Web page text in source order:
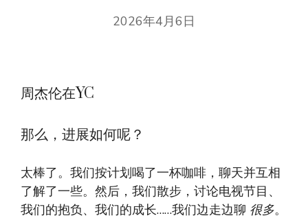
2026年4月6日
周杰伦在YC
那么，进展如何呢？
太棒了。我们按计划喝了一杯咖啡，聊天并互相
了解了一些。然后，我们散步，讨论电视节目、
我们的抱负、我们的成长……我们边走边聊 很多。